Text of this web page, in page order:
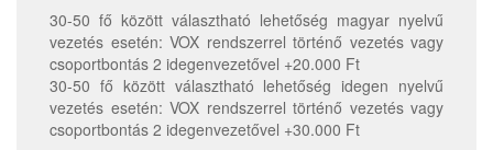
30-50 fő között választható lehetőség magyar nyelvű
vezetés esetén: VOX rendszerrel történő vezetés vagy
csoportbontás 2 idegenvezetővel +20.000 Ft
30-50 fő között választható lehetőség idegen nyelvű
vezetés esetén: VOX rendszerrel történő vezetés vagy
csoportbontás 2 idegenvezetővel +30.000 Ft